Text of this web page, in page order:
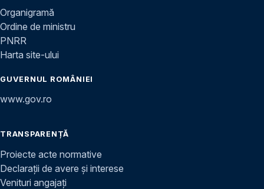
Organigramă
Ordine de ministru
PNRR
Harta site-ului
GUVERNUL ROMÂNIEI
www.gov.ro
TRANSPARENȚĂ
Proiecte acte normative
Declarații de avere și interese
Venituri angajați